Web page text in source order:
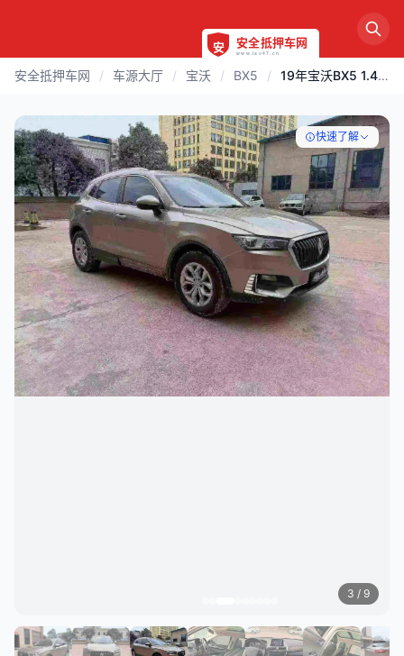
安全抵押车网 / 车源大厅 / 宝沃 / BX5 / 19年宝沃BX5 1.4T自动顶配
快速了解
3 / 9